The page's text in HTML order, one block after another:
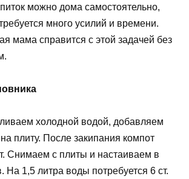
можно дома самостоятельно,
много усилий и времени.
мама справится с этой задачей без
холодной водой, добавляем
плиту. После закипания компот
Снимаем с плиты и настаиваем в
На 1,5 литра воды потребуется 6 ст.